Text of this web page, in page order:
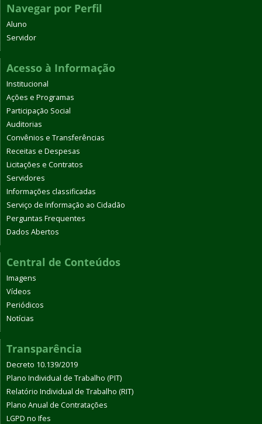
Navegar por Perfil
Aluno
Servidor
Acesso à Informação
Institucional
Ações e Programas
Participação Social
Auditorias
Convênios e Transferências
Receitas e Despesas
Licitações e Contratos
Servidores
Informações classificadas
Serviço de Informação ao Cidadão
Perguntas Frequentes
Dados Abertos
Central de Conteúdos
Imagens
Vídeos
Periódicos
Notícias
Transparência
Decreto 10.139/2019
Plano Individual de Trabalho (PIT)
Relatório Individual de Trabalho (RIT)
Plano Anual de Contratações
LGPD no Ifes